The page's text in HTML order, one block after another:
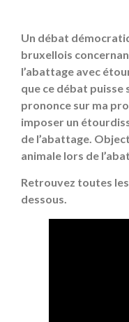
Un débat
bruxellois
l’abattage avec
que ce débat puisse
prononce sur ma
imposer un
de l’abattage.
animale lors de
Retrouvez toutes
dessous.